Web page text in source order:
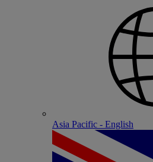
Asia Pacific - English